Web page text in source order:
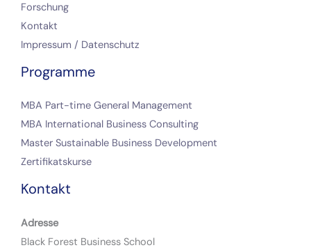
Forschung
Kontakt
Impressum / Datenschutz
Programme
MBA Part-time General Management
MBA International Business Consulting
Master Sustainable Business Development
Zertifikatskurse
Kontakt
Adresse
Black Forest Business School